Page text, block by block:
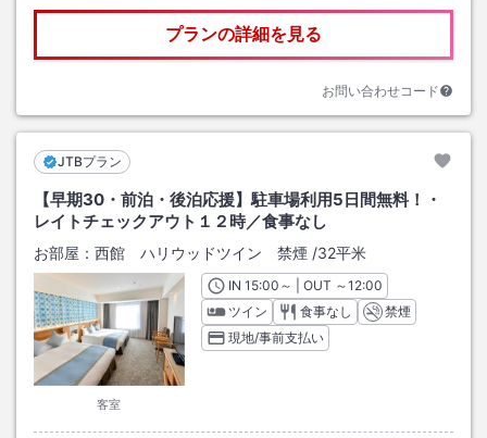
プランの詳細を見る
お問い合わせコード
JTBプラン
【早期30・前泊・後泊応援】駐車場利用5日間無料！・
レイトチェックアウト１２時／食事なし
お部屋： 西館 ハリウッドツイン 禁煙 /32平米
客室
INチェックイン
15:00 ～ | OUT チェックアウト
～12:00
ツイン
食事なし
禁煙
現地/事前支払い